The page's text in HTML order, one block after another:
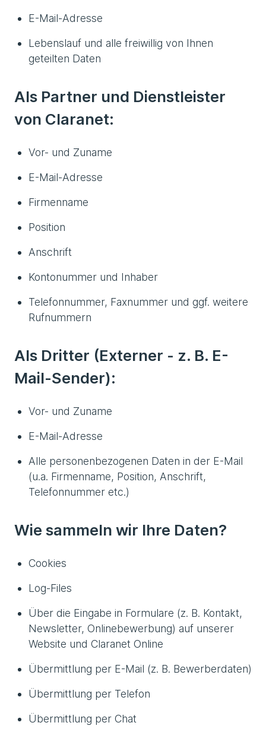
E-Mail-Adresse
Lebenslauf und alle freiwillig von Ihnen
geteilten Daten
Als Partner und Dienstleister
von Claranet:
Vor- und Zuname
E-Mail-Adresse
Firmenname
Position
Anschrift
Kontonummer und Inhaber
Telefonnummer, Faxnummer und ggf. weitere
Rufnummern
Als Dritter (Externer - z. B. E-
Mail-Sender):
Vor- und Zuname
E-Mail-Adresse
Alle personenbezogenen Daten in der E-Mail
(u.a. Firmenname, Position, Anschrift,
Telefonnummer etc.)
Wie sammeln wir Ihre Daten?
Cookies
Log-Files
Über die Eingabe in Formulare (z. B. Kontakt,
Newsletter, Onlinebewerbung) auf unserer
Website und Claranet Online
Übermittlung per E-Mail (z. B. Bewerberdaten)
Übermittlung per Telefon
Übermittlung per Chat